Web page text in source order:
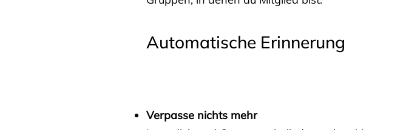
Automatische Erinnerung
Verpasse nichts mehr